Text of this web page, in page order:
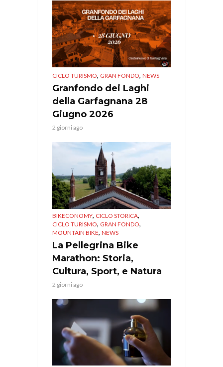
CICLO TURISMO, GRAN FONDO, NEWS
Granfondo dei Laghi
della Garfagnana 28
Giugno 2026
2 giorni ago
BIKECONOMY, CICLO STORICA,
CICLO TURISMO, GRAN FONDO,
MOUNTAIN BIKE, NEWS
La Pellegrina Bike
Marathon: Storia,
Cultura, Sport, e Natura
2 giorni ago